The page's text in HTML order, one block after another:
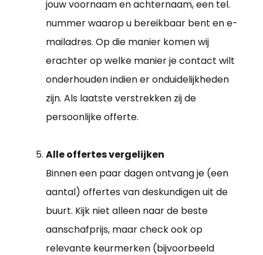
jouw voornaam en achternaam, een tel.
nummer waarop u bereikbaar bent en e-
mailadres. Op die manier komen wij
erachter op welke manier je contact wilt
onderhouden indien er onduidelijkheden
zijn. Als laatste verstrekken zij de
persoonlijke offerte.
Alle offertes vergelijken
Binnen een paar dagen ontvang je (een
aantal) offertes van deskundigen uit de
buurt. Kijk niet alleen naar de beste
aanschafprijs, maar check ook op
relevante keurmerken (bijvoorbeeld